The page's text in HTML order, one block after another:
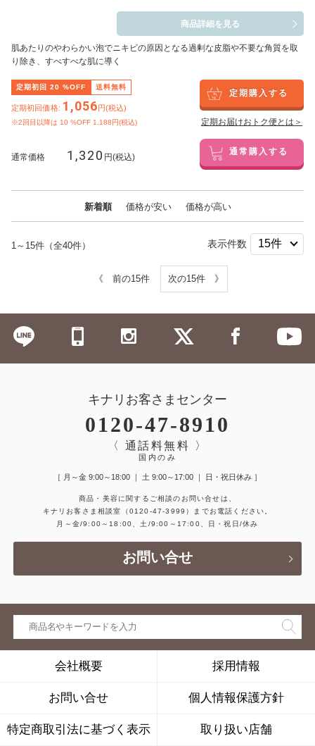
商品詳細を見る
肌あたりのやわらかい泡でニキビの原因となる過剰な皮脂や不要な角質を取
り除き、すべすべな肌に導く
定期初回 20 %OFF 送料無料
定期初回価格: 1,056円(税込)
※2回目以降は 10 %OFF 1,188円(税込)
定期購入する
定期お届けおトク便とは＞
通常価格 1,320 円(税込) 通常購入する
新着順 価格が安い 価格が高い
1～15件（全40件） 表示件数
《 前の15件 次の15件 》
キナリお客さまセンター
0120-47-8910
〈 通話料無料 〉
国内のみ
［ 月～金 9:00～18:00 ｜ 土 9:00～17:00 ｜ 日・祝日休み ］
商品・美容に関するご相談のお問い合せは、
キナリお客さま相談室
（0120-47-3999）
までお電話ください。
月～金/9:00～18:00、土/9:00～17:00、日・祝日/休み
お問い合せ
会社概要 採用情報
お問い合せ 個人情報保護方針
特定商取引法に基づく表示 取り扱い店舗